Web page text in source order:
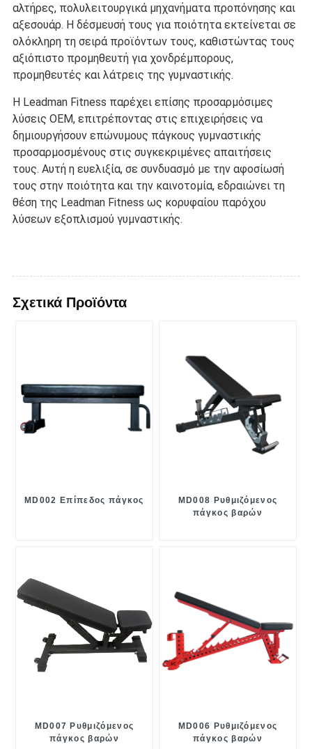
αλτήρες, πολυλειτουργικά μηχανήματα προπόνησης και
αξεσουάρ. Η δέσμευσή τους για ποιότητα εκτείνεται σε
ολόκληρη τη σειρά προϊόντων τους, καθιστώντας τους
αξιόπιστο προμηθευτή για χονδρέμπορους,
προμηθευτές και λάτρεις της γυμναστικής.
Η Leadman Fitness παρέχει επίσης προσαρμόσιμες
λύσεις OEM, επιτρέποντας στις επιχειρήσεις να
δημιουργήσουν επώνυμους πάγκους γυμναστικής
προσαρμοσμένους στις συγκεκριμένες απαιτήσεις
τους. Αυτή η ευελιξία, σε συνδυασμό με την αφοσίωσή
τους στην ποιότητα και την καινοτομία, εδραιώνει τη
θέση της Leadman Fitness ως κορυφαίου παρόχου
λύσεων εξοπλισμού γυμναστικής.
Σχετικά Προϊόντα
MD002 Επίπεδος πάγκος
MD008 Ρυθμιζόμενος
πάγκος βαρών
MD007 Ρυθμιζόμενος
πάγκος βαρών
MD006 Ρυθμιζόμενος
πάγκος βαρών